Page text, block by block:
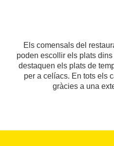
Els comensals del
poden escollir els plats
destaquen els plats de
per a celíacs. En tots els
gràcies a una